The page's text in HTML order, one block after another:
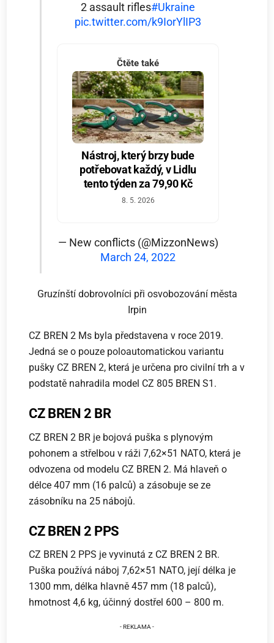
2 assault rifles#Ukraine
pic.twitter.com/k9IorYlIP3
Čtěte také
Nástroj, který brzy bude
potřebovat každý, v Lidlu
tento týden za 79,90 Kč
8. 5. 2026
— New conflicts (@MizzonNews)
March 24, 2022
Gruzínští dobrovolníci při osvobozování města
Irpin
CZ BREN 2 Ms byla představena v roce 2019.
Jedná se o pouze poloautomatickou variantu
pušky CZ BREN 2, která je určena pro civilní trh a v
podstatě nahradila model CZ 805 BREN S1.
CZ BREN 2 BR
CZ BREN 2 BR je bojová puška s plynovým
pohonem a střelbou v ráži 7,62×51 NATO, která je
odvozena od modelu CZ BREN 2. Má hlaveň o
délce 407 mm (16 palců) a zásobuje se ze
zásobníku na 25 nábojů.
CZ BREN 2 PPS
CZ BREN 2 PPS je vyvinutá z CZ BREN 2 BR.
Puška používá náboj 7,62×51 NATO, její délka je
1300 mm, délka hlavně 457 mm (18 palců),
hmotnost 4,6 kg, účinný dostřel 600 – 800 m.